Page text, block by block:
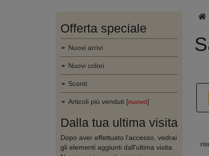
Offerta speciale
Nuovi arrivi
Nuovi colori
Sconti
Articoli più venduti [nuovo]
Dalla tua ultima visita
Dopo aver effettuato l'accesso, vedrai
gli elementi aggiunti dall'ultima visita.